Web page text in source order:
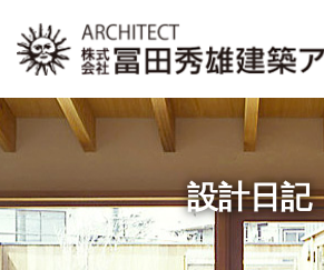
設計日記